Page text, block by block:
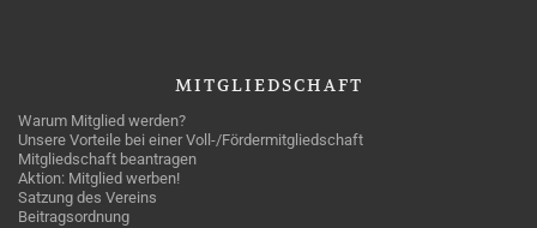
MITGLIEDSCHAFT
Warum Mitglied werden?
Unsere Vorteile bei einer Voll-/Fördermitgliedschaft
Mitgliedschaft beantragen
Aktion: Mitglied werben!
Satzung des Vereins
Beitragsordnung